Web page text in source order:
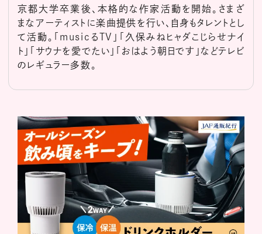
京都大学卒業後、本格的な作家活動を開始。さまざ
まなアーティストに楽曲提供を行い、自身もタレントとし
て活動。「musicるTV」「久保みねヒャダこじらせナイ
ト」「サウナを愛でたい」「おはよう朝日です」などテレビ
のレギュラー多数。